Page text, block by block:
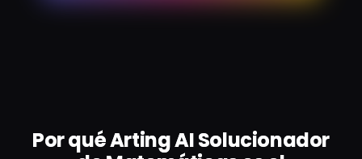
Por qué Arting AI Solucionador